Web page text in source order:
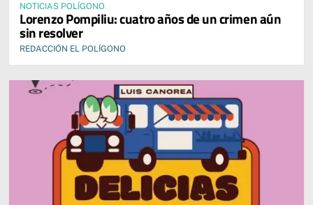
NOTICIAS POLÍGONO
Lorenzo Pompiliu: cuatro años de un crimen aún
sin resolver
REDACCIÓN EL POLÍGONO